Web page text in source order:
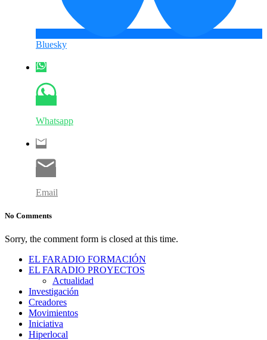
Bluesky
Whatsapp
Email
No Comments
Sorry, the comment form is closed at this time.
EL FARADIO FORMACIÓN
EL FARADIO PROYECTOS
Actualidad
Investigación
Creadores
Movimientos
Iniciativa
Hiperlocal